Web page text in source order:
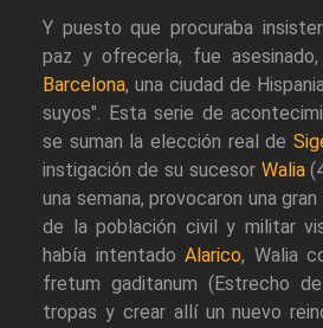
Y puesto que procuraba
paz y ofrecerla, fue
Barcelona, una ciudad de
suyos". Esta serie de
se suman la elección real de
instigación de su sucesor Walia
una semana, provocaron una
de la población civil y militar
había intentado Alarico, Walia
fretum gaditanum (Estrecho
tropas y crear allí un nuevo